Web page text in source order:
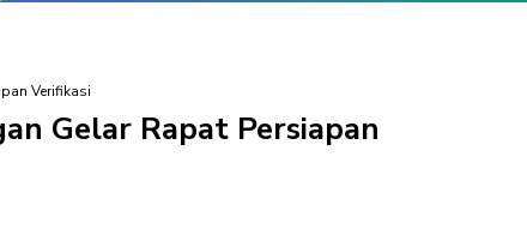
Verifikasi
Gelar Rapat Persiapan